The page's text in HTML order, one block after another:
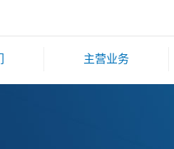
主营业务